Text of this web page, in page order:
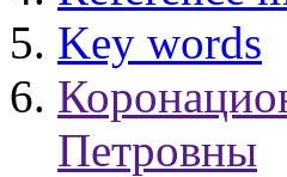
Key words
Петровны